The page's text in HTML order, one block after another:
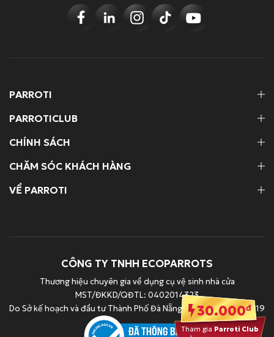
PARROTICLUB
CHÍNH SÁCH
CHĂM SÓC KHÁCH HÀNG
VỀ PARROTI
PARROTI
CÔNG TY TNHH ECOPARROTS
Thương hiệu chuyên gia về dụng cụ vệ sinh nhà cửa
MST/ĐKKD/QĐTL: 0402014323
Do Sở kế hoạch và đầu tư Thành Phố Đà Nẵng cấp ngày 20/11/2019
30.000đ
Tham gia Parroti Club